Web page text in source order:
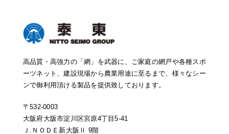
高品質・高強力の「網」を武器に、ご家庭の網戸や各種スポ
ーツネット、建設現場から農業用途に至るまで、様々なシー
ンで御利用頂ける製品を提供致しております。
〒532-0003
大阪府大阪市淀川区宮原4丁目5-41
Ｊ.ＮＯＤＥ新大阪Ⅱ 9階